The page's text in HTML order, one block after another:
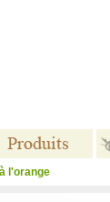
l'orange